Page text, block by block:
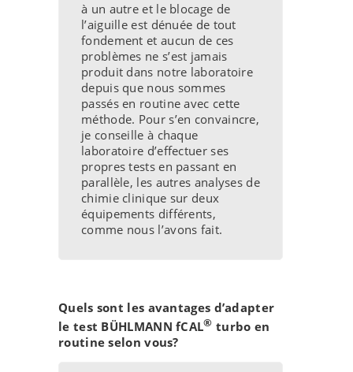
à un autre et le blocage de
l’aiguille est dénuée de tout
fondement et aucun de ces
problèmes ne s’est jamais
produit dans notre laboratoire
depuis que nous sommes
passés en routine avec cette
méthode. Pour s’en convaincre,
je conseille à chaque
laboratoire d’effectuer ses
propres tests en passant en
parallèle, les autres analyses de
chimie clinique sur deux
équipements différents,
comme nous l’avons fait.
Quels sont les avantages d’adapter
le test BÜHLMANN fCAL® turbo en
routine selon vous?